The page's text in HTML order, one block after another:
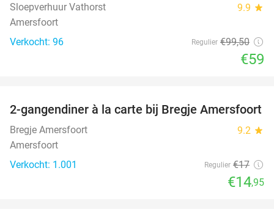
Sloepverhuur Vathorst 9.9 star
Amersfoort
Verkocht: 96
Regulier €99,50
€59
12%
2-gangendiner à la carte bij Bregje Amersfoort
Bregje Amersfoort 9.2 star
Amersfoort
Verkocht: 1.001
Regulier €17
€14,95